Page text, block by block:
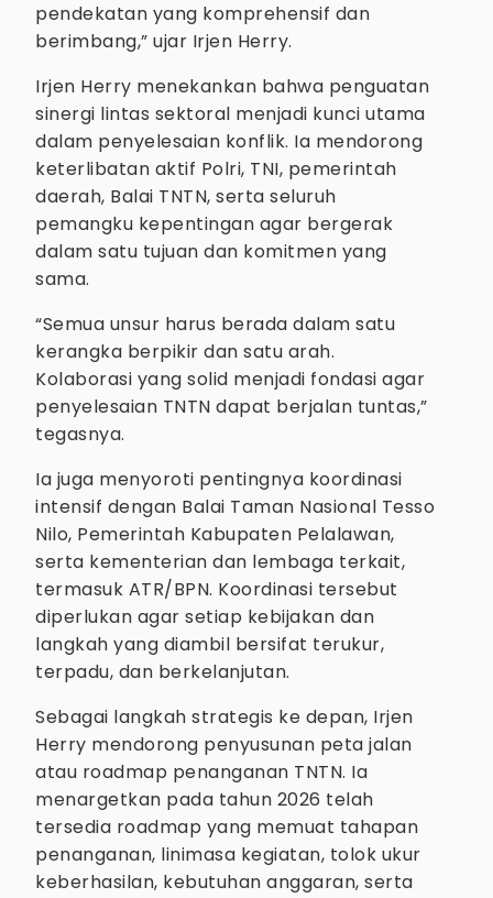
pendekatan yang komprehensif dan
berimbang,” ujar Irjen Herry.
Irjen Herry menekankan bahwa penguatan
sinergi lintas sektoral menjadi kunci utama
dalam penyelesaian konflik. Ia mendorong
keterlibatan aktif Polri, TNI, pemerintah
daerah, Balai TNTN, serta seluruh
pemangku kepentingan agar bergerak
dalam satu tujuan dan komitmen yang
sama.
“Semua unsur harus berada dalam satu
kerangka berpikir dan satu arah.
Kolaborasi yang solid menjadi fondasi agar
penyelesaian TNTN dapat berjalan tuntas,”
tegasnya.
Ia juga menyoroti pentingnya koordinasi
intensif dengan Balai Taman Nasional Tesso
Nilo, Pemerintah Kabupaten Pelalawan,
serta kementerian dan lembaga terkait,
termasuk ATR/BPN. Koordinasi tersebut
diperlukan agar setiap kebijakan dan
langkah yang diambil bersifat terukur,
terpadu, dan berkelanjutan.
Sebagai langkah strategis ke depan, Irjen
Herry mendorong penyusunan peta jalan
atau roadmap penanganan TNTN. Ia
menargetkan pada tahun 2026 telah
tersedia roadmap yang memuat tahapan
penanganan, linimasa kegiatan, tolok ukur
keberhasilan, kebutuhan anggaran, serta